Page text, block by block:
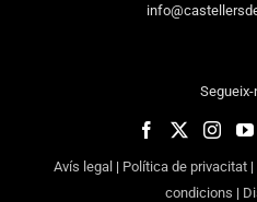
Segueix-
Avís legal| Política de privacitat|
condicions |